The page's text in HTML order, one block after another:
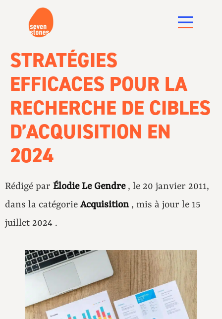
STRATÉGIES
EFFICACES POUR LA
RECHERCHE DE CIBLES
D’ACQUISITION EN
2024
Rédigé par Élodie Le Gendre , le 20 janvier 2011,
dans la catégorie Acquisition, mis à jour le 15
juillet 2024 .